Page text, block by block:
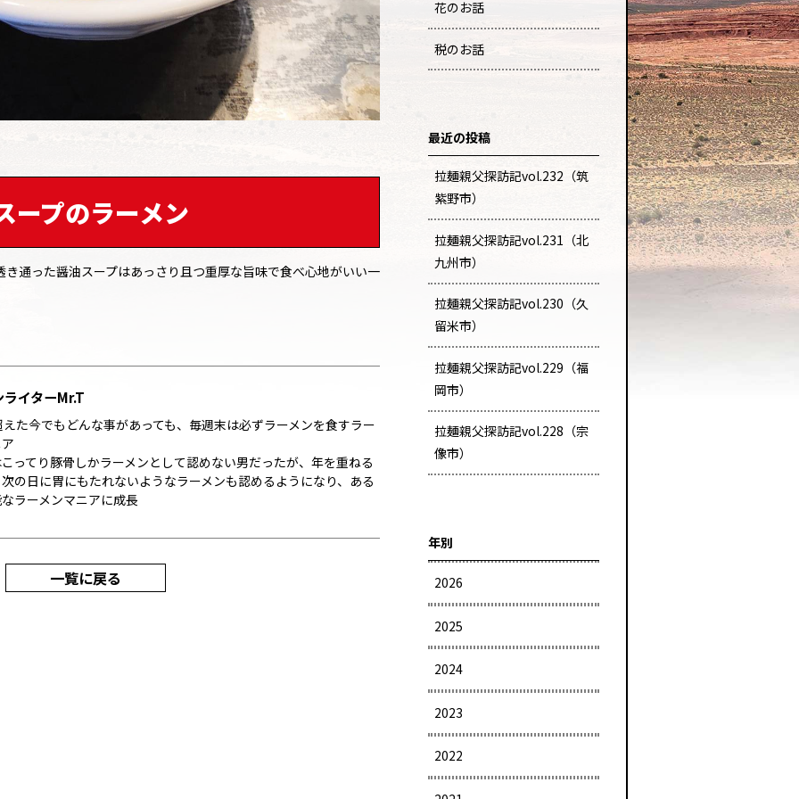
ープのラーメン
通った醤油スープはあっさり且つ重厚な旨味で食べ心地がいい一
ライターMr.T
た今でもどんな事があっても、毎週末は必ずラーメンを食すラー
ってり豚骨しかラーメンとして認めない男だったが、年を重ねる
の日に胃にもたれないようなラーメンも認めるようになり、ある
ラーメンマニアに成長
一覧に戻る
花のお話
税のお話
最近の投稿
拉麺親父探訪記vol.232（筑
紫野市）
拉麺親父探訪記vol.231（北
九州市）
拉麺親父探訪記vol.230（久
留米市）
拉麺親父探訪記vol.229（福
岡市）
拉麺親父探訪記vol.228（宗
像市）
年別
2026
2025
2024
2023
2022